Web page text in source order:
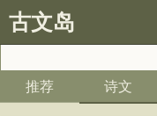
古文岛
推荐 诗文